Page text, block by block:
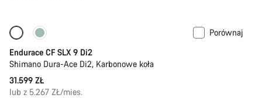
Dostępne tylko w 2XS | XS
Porównaj
Endurace CF SLX 9 Di2
Shimano Dura-Ace Di2, Karbonowe koła
31.599 ZŁ
lub z 5.267 ZŁ/mies.